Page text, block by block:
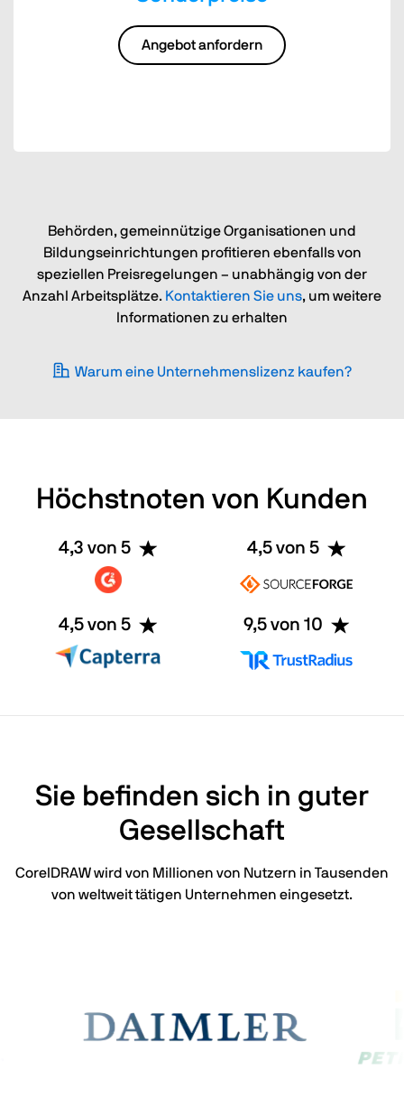
Angebot anfordern
Behörden, gemeinnützige Organisationen und
Bildungseinrichtungen profitieren ebenfalls von
speziellen Preisregelungen – unabhängig von der
Anzahl Arbeitsplätze. Kontaktieren Sie uns, um weitere
Informationen zu erhalten
Warum eine Unternehmenslizenz kaufen?
Höchstnoten von Kunden
4,3 von 5 4,5 von 5
4,5 von 5 9,5 von 10
Sie befinden sich in guter
Gesellschaft
CorelDRAW wird von Millionen von Nutzern in Tausenden
von weltweit tätigen Unternehmen eingesetzt.